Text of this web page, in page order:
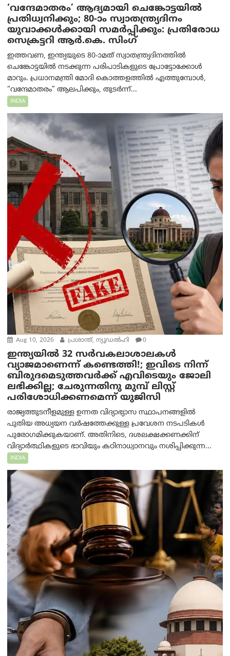
‘വന്ദേമാതരം’ ആദ്യമായി ചെങ്കോട്ടയിൽ
പ്രതിധ്വനിക്കും; 80-ാം സ്വാതന്ത്ര്യദിനം
യുവാക്കൾക്കായി സമർപ്പിക്കും: പ്രതിരോധ
സെക്രട്ടറി ആർ.കെ. സിംഗ്
ഇത്തവണ, ഇന്ത്യയുടെ 80-ാമത് സ്വാതന്ത്ര്യദിനത്തിൽ
ചെങ്കോട്ടയിൽ നടക്കുന്ന പരിപാടികളുടെ പ്രോട്ടോക്കോൾ
മാറും. പ്രധാനമന്ത്രി മോദി കൊത്തളത്തിൽ എത്തുമ്പോൾ,
“വന്ദേമാതരം” ആലപിക്കും, തുടർന്ന്...
INDIA
Aug 10, 2026 പ്രശാന്ത്, ന്യൂഡല്‍ഹി 0
ഇന്ത്യയില്‍ 32 സർവകലാശാലകൾ
വ്യാജമാണെന്ന് കണ്ടെത്തി!; ഇവിടെ നിന്ന്
ബിരുദമെടുത്തവര്‍ക്ക് എവിടെയും ജോലി
ലഭിക്കില്ല; ചേരുന്നതിനു മുമ്പ് ലിസ്റ്റ്
പരിശോധിക്കണമെന്ന് യുജിസി
രാജ്യത്തുടനീളമുള്ള ഉന്നത വിദ്യാഭ്യാസ സ്ഥാപനങ്ങളിൽ
പുതിയ അധ്യയന വർഷത്തേക്കുള്ള പ്രവേശന നടപടികൾ
പുരോഗമിക്കുകയാണ്. അതിനിടെ, ദശലക്ഷക്കണക്കിന്
വിദ്യാർത്ഥികളുടെ ഭാവിയും കഠിനാധ്വാനവും നശിപ്പിക്കുന്ന...
INDIA